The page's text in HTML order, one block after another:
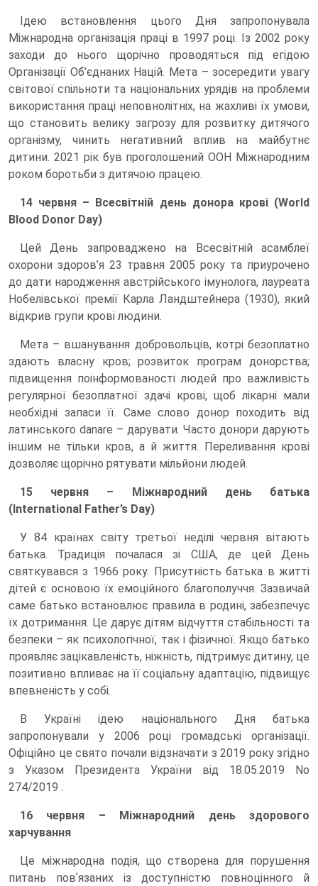
Ідею встановлення цього Дня запропонувала
Міжнародна організація праці в 1997 році. Із 2002 року
заходи до нього щорічно проводяться під егідою
Організації Об’єднаних Націй. Мета – зосередити увагу
світової спільноти та національних урядів на проблеми
використання праці неповнолітніх, на жахливі їх умови,
що становить велику загрозу для розвитку дитячого
організму, чинить негативний вплив на майбутнє
дитини. 2021 рік був проголошений ООН Міжнародним
роком боротьби з дитячою працею.
14 червня – Всесвітній день донора крові (World
Blood Donor Day)
Цей День запроваджено на Всесвітній асамблеї
охорони здоров’я 23 травня 2005 року та приурочено
до дати народження австрійського імунолога, лауреата
Нобелівської премії Карла Ландштейнера (1930), який
відкрив групи крові людини.
Мета – вшанування добровольців, котрі безоплатно
здають власну кров; розвиток програм донорства;
підвищення поінформованості людей про важливість
регулярної безоплатної здачі крові, щоб лікарні мали
необхідні запаси її. Саме слово донор походить від
латинського danare – дарувати. Часто донори дарують
іншим не тільки кров, а й життя. Переливання крові
дозволяє щорічно рятувати мільйони людей.
15 червня – Міжнародний день батька
(International Father’s Day)
У 84 країнах світу третьої неділі червня вітають
батька. Традиція почалася зі США, де цей День
святкувався з 1966 року. Присутність батька в житті
дітей є основою їх емоційного благополуччя. Зазвичай
саме батько встановлює правила в родині, забезпечує
їх дотримання. Це дарує дітям відчуття стабільності та
безпеки – як психологічної, так і фізичної. Якщо батько
проявляє зацікавленість, ніжність, підтримує дитину, це
позитивно впливає на її соціальну адаптацію, підвищує
впевненість у собі.
В Україні ідею національного Дня батька
запропонували у 2006 році громадські організації.
Офіційно це свято почали відзначати з 2019 року згідно
з Указом Президента України від 18.05.2019 No
274/2019 .
16 червня – Міжнародний день здорового
харчування
Це міжнародна подія, що створена для порушення
питань повʼязаних із доступністю повноцінного й